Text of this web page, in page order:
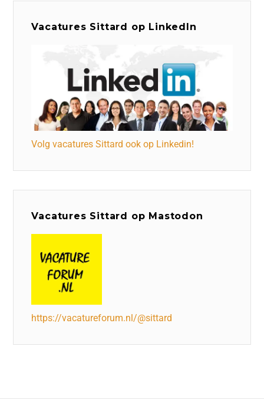
Vacatures Sittard op LinkedIn
Volg vacatures Sittard ook op Linkedin!
Vacatures Sittard op Mastodon
https://vacatureforum.nl/@sittard